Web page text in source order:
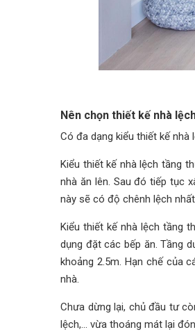
Nên chọn thiết kế nhà
Có đa dạng kiểu thiết kế
Kiểu thiết kế nhà lệch tầng
nhà ăn lên. Sau đó tiếp tục
này sẽ có độ chênh lệch
Kiểu thiết kế nhà lệch tầng
dụng đặt các bếp ăn. Tầng
khoảng 2.5m. Hạn chế của
nhà.
Chưa dừng lại, chủ đầu tư
lệch,... vừa thoáng mát lại